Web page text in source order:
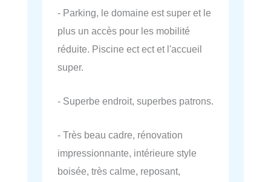
- Parking, le domaine est super et le
plus un accès pour les mobilité
réduite. Piscine ect ect et l'accueil
super.
- Superbe endroit, superbes patrons.
- Très beau cadre, rénovation
impressionnante, intérieure style
boisée, très calme, reposant,